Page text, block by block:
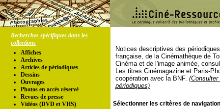
Recherches spécifiques dans les
collections
Affiches
Archives
Articles de périodiques
Dessins
Ouvrages
Photos en accés réservé
Revues de presse
Vidéos (DVD et VHS)
Notices descriptives des
française, de la Cinémathèque de
Cinéma et de l'image animée,
Les titres Cinémagazine et Paris-
coopération avec la BNF.
périodiques)
Sélectionner les critères de